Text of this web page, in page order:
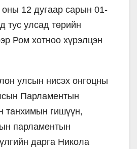
оны 12 дугаар сарын 01-
тус улсад төрийн
Ром хотноо хүрэлцэн
улсын нисэх онгоцны
Парламентын
танхимын гишүүн,
парламентын
дарга Никола